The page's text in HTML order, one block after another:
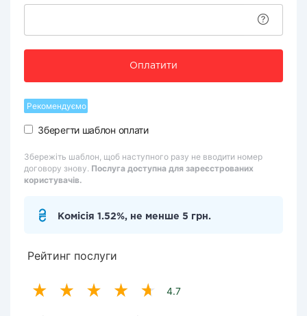
Оплатити
Рекомендуємо
Зберегти шаблон оплати
Збережіть шаблон, щоб наступного разу не вводити номер
договору знову. Послуга доступна для зареєстрованих
користувачів.
Комісія 1.52%, не менше 5 грн.
Рейтинг послуги
4.7